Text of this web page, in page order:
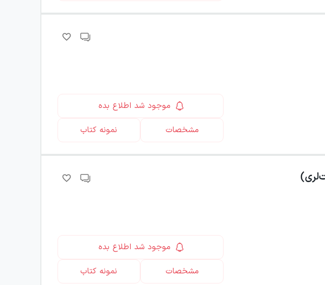
موجود شد اطلاع بده
مشخصات
نمونه کتاب
موجود شد اطلاع بده
مشخصات
نمونه کتاب